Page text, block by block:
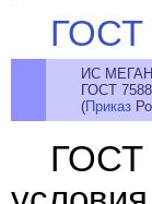
ГОСТ
ИС
ГОСТ
(Приказ
ГОСТ